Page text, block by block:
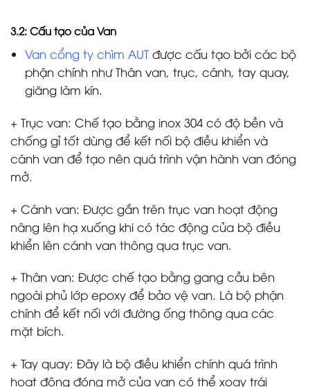
3.2: Cấu tạo của Van
Van cổng ty chìm AUTđược cấu tạo bởi các bộ
phận chính như Thân van, trục, cánh, tay quay,
giăng làm kín.
+ Trục van: Chế tạo bằng inox 304 có độ bền và
chống gỉ tốt dùng để kết nối bộ điều khiển và
cánh van để tạo nên quá trình vận hành van đóng
mở.
+ Cánh van: Được gắn trên trục van hoạt động
nâng lên hạ xuống khi có tác động của bộ điều
khiển lên cánh van thông qua trục van.
+ Thân van: Được chế tạo bằng gang cầu bên
ngoài phủ lớp epoxy để bảo vệ van. Là bộ phận
chính để kết nối với đường ống thông qua các
mặt bích.
+ Tay quay: Đây là bộ điều khiển chính quá trình
hoạt động đóng mở của van có thể xoay trái